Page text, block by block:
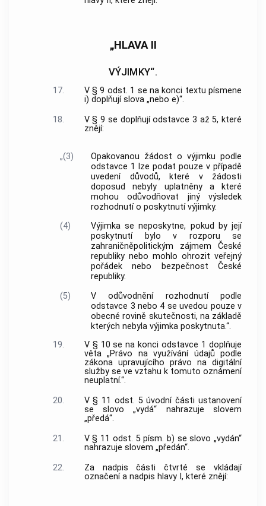
„HLAVA II
VÝJIMKY“.
17.
V § 9 odst. 1 se na konci textu písmene
i) doplňují slova „nebo e)“.
18.
V § 9 se doplňují odstavce 3 až 5, které
znějí:
„(3)
Opakovanou žádost o výjimku podle
odstavce 1 lze podat pouze v případě
uvedení důvodů, které v žádosti
doposud nebyly uplatněny a které
mohou odůvodňovat jiný výsledek
rozhodnutí o poskytnutí výjimky.
(4)
Výjimka se neposkytne, pokud by její
poskytnutí bylo v rozporu se
zahraničněpolitickým zájmem České
republiky nebo mohlo ohrozit veřejný
pořádek nebo bezpečnost České
republiky.
(5)
V odůvodnění rozhodnutí podle
odstavce 3 nebo 4 se uvedou pouze v
obecné rovině skutečnosti, na základě
kterých nebyla výjimka poskytnuta.“.
19.
V § 10 se na konci odstavce 1 doplňuje
věta „Právo na využívání údajů podle
zákona upravujícího právo na digitální
služby se ve vztahu k tomuto oznámení
neuplatní.“.
20.
V § 11 odst. 5 úvodní části ustanovení
se slovo „vydá“ nahrazuje slovem
„předá“.
21.
V § 11 odst. 5 písm. b) se slovo „vydán“
nahrazuje slovem „předán“.
22.
Za nadpis části čtvrté se vkládají
označení a nadpis hlavy I, které znějí: